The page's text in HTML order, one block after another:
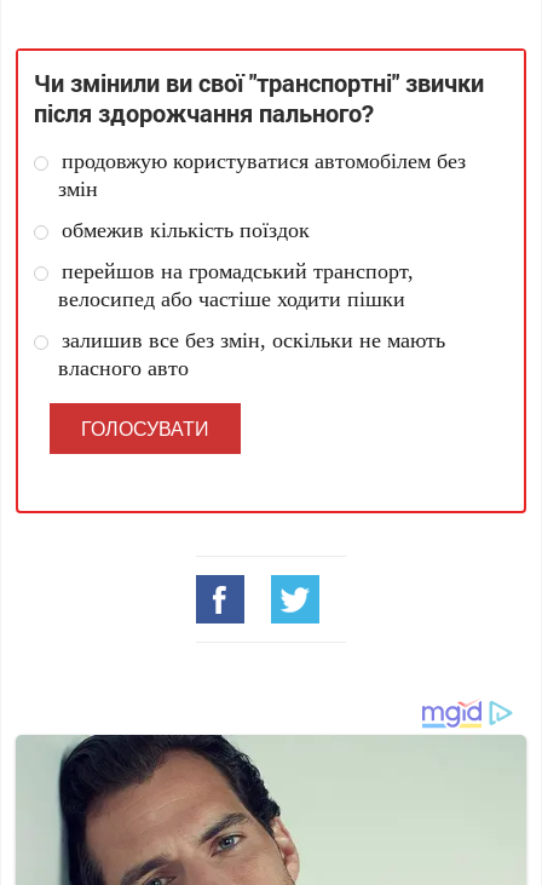
Чи змінили ви свої "транспортні" звички
після здорожчання пального?
продовжую користуватися автомобілем без
змін
обмежив кількість поїздок
перейшов на громадський транспорт,
велосипед або частіше ходити пішки
залишив все без змін, оскільки не мають
власного авто